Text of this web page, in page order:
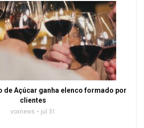
de Açúcar ganha elenco formado por
clientes
voxnews jul 31